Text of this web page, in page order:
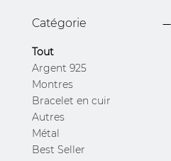
Catégorie
Tout
Argent 925
Montres
Bracelet en cuir
Autres
Métal
Best Seller